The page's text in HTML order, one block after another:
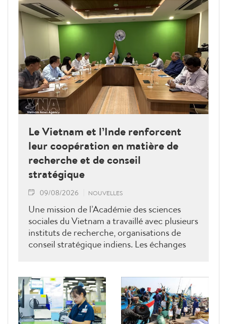
Le Vietnam et l’Inde renforcent
leur coopération en matière de
recherche et de conseil
stratégique
09/08/2026 NOUVELLES
Une mission de l’Académie des sciences
sociales du Vietnam a travaillé avec plusieurs
instituts de recherche, organisations de
conseil stratégique indiens. Les échanges
formation, de conseil stratégique et de mise
en réseau académique, contribuant ainsi à
approfondir le partenariat stratégique
global renforcé entre le Vietnam et l’Inde.